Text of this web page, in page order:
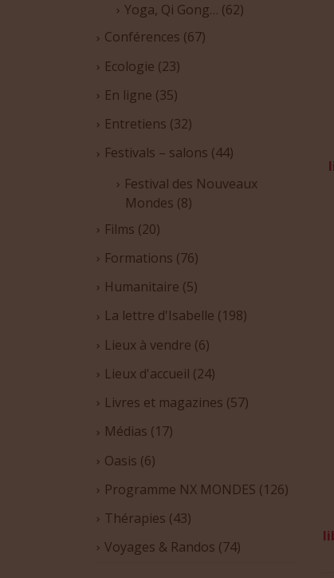
Yoga, Qi Gong… (62)
Conférences (67)
Ecologie (23)
En ligne (35)
Entretiens (32)
Festivals – salons (44)
Festival des Nouveaux
Mondes (8)
Films (20)
Formations (76)
Humanitaire (5)
La lettre d'Isabelle (198)
Lieux à vendre (6)
Lieux d'accueil (24)
Livres et magazines (57)
Médias (17)
Oasis (6)
Programme NX MONDES (126)
Thérapies (43)
Voyages & Randos (74)